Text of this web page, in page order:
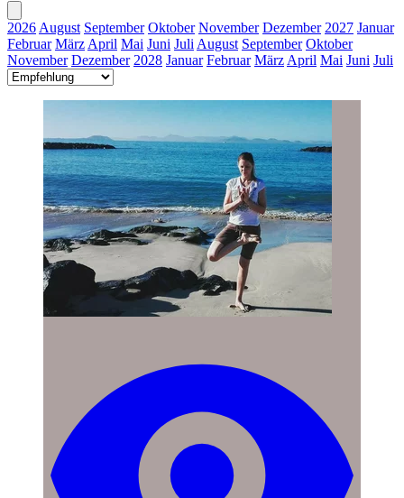
2026 August September Oktober November Dezember 2027 Januar
Februar März April Mai Juni Juli August September Oktober
November Dezember 2028 Januar Februar März April Mai Juni Juli